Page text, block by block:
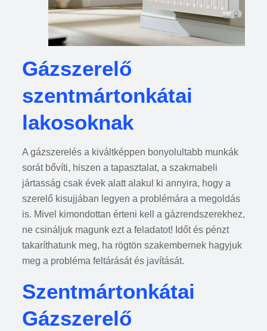
Gázszerelő
szentmártonkátai
lakosoknak
A gázszerelés a kiváltképpen bonyolultabb munkák
sorát bővíti, hiszen a tapasztalat, a szakmabeli
jártasság csak évek alatt alakul ki annyira, hogy a
szerelő kisujjában legyen a problémára a megoldás
is. Mivel kimondottan érteni kell a gázrendszerekhez,
ne csináljuk magunk ezt a feladatot! Időt és pénzt
takaríthatunk meg, ha rögtön szakembernek hagyjuk
meg a probléma feltárását és javítását.
Szentmártonkátai
Gázszerelő